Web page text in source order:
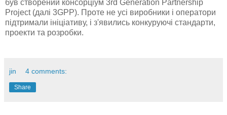
був створений консорціум 3rd Generation Partnership
Project (далі 3GPP). Проте не усі виробники і оператори
підтримали ініціативу, і з'явились конкуруючі стандарти,
проекти та розробки.
jin 4 comments:
Share